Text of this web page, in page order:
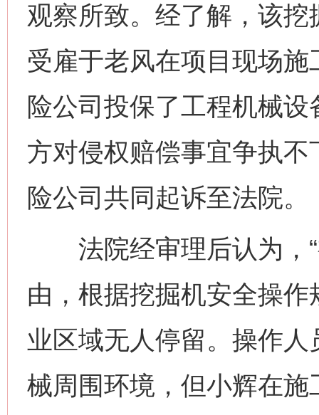
观察所致。经了解，该
受雇于老风在项目现场
险公司投保了工程机械
方对侵权赔偿事宜争执
险公司共同起诉至法院。
法院经审理后认为，“
由，根据挖掘机安全操
业区域无人停留。操作
械周围环境，但小辉在